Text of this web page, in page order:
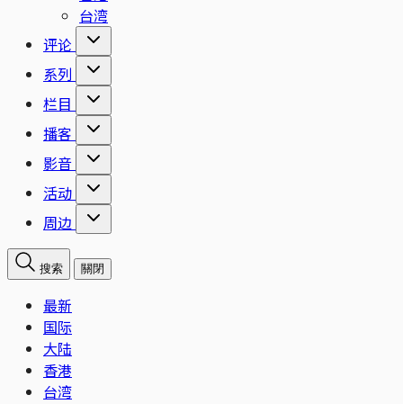
台湾
评论
系列
栏目
播客
影音
活动
周边
搜索 關閉
最新
国际
大陆
香港
台湾